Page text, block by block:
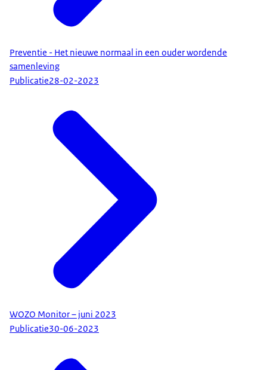
Preventie - Het nieuwe normaal in een ouder wordende
samenleving
Publicatie28-02-2023
WOZO Monitor – juni 2023
Publicatie30-06-2023